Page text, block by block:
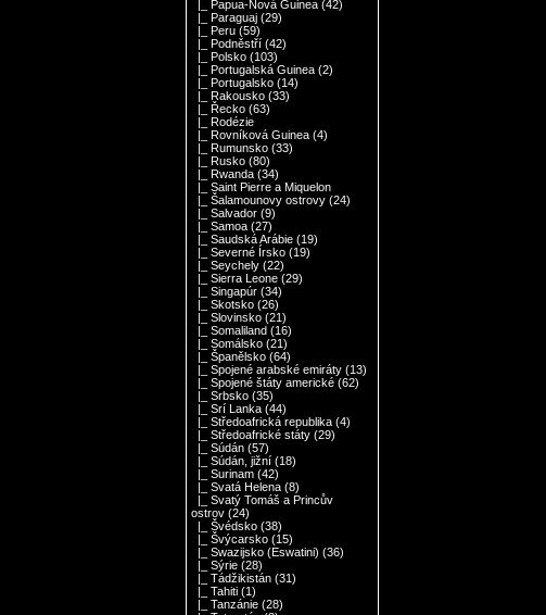
|_ Papua-Nová Guinea (42)
|_ Paraguaj (29)
|_ Peru (59)
|_ Podněstří (42)
|_ Polsko (103)
|_ Portugalská Guinea (2)
|_ Portugalsko (14)
|_ Rakousko (33)
|_ Řecko (63)
|_ Rodézie
|_ Rovníková Guinea (4)
|_ Rumunsko (33)
|_ Rusko (80)
|_ Rwanda (34)
|_ Saint Pierre a Miquelon
|_ Šalamounovy ostrovy (24)
|_ Salvador (9)
|_ Samoa (27)
|_ Saudská Arábie (19)
|_ Severné Írsko (19)
|_ Seychely (22)
|_ Sierra Leone (29)
|_ Singapúr (34)
|_ Skotsko (26)
|_ Slovinsko (21)
|_ Somaliland (16)
|_ Somálsko (21)
|_ Španělsko (64)
|_ Spojené arabské emiráty (13)
|_ Spojené štáty americké (62)
|_ Srbsko (35)
|_ Srí Lanka (44)
|_ Středoafrická republika (4)
|_ Středoafrické státy (29)
|_ Súdán (57)
|_ Súdán, jižní (18)
|_ Surinam (42)
|_ Svatá Helena (8)
|_ Svatý Tomáš a Princův
ostrov (24)
|_ Švédsko (38)
|_ Švýcarsko (15)
|_ Swazijsko (Eswatini) (36)
|_ Sýrie (28)
|_ Tádžikistán (31)
|_ Tahiti (1)
|_ Tanzánie (28)